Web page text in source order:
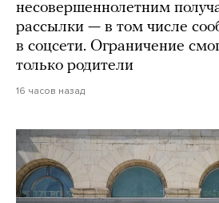
несовершеннолетним
рассылки — в том числе
в соцсети. Ограничение
только родители
16 часов назад